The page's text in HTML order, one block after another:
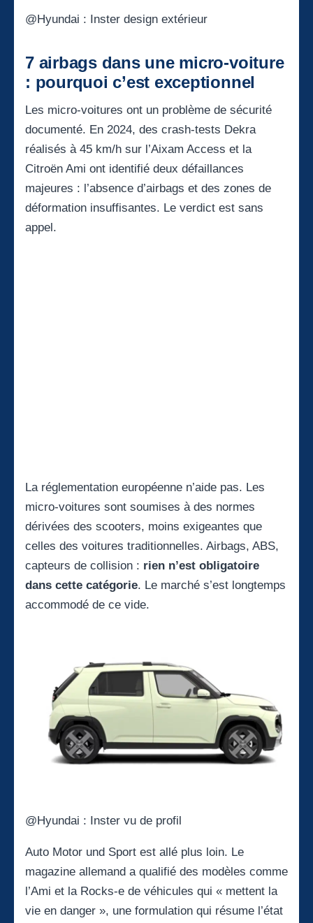
@Hyundai : Inster design extérieur
7 airbags dans une micro-voiture
: pourquoi c’est exceptionnel
Les micro-voitures ont un problème de sécurité
documenté. En 2024, des crash-tests Dekra
réalisés à 45 km/h sur l’Aixam Access et la
Citroën Ami ont identifié deux défaillances
majeures : l’absence d’airbags et des zones de
déformation insuffisantes. Le verdict est sans
appel.
La réglementation européenne n’aide pas. Les
micro-voitures sont soumises à des normes
dérivées des scooters, moins exigeantes que
celles des voitures traditionnelles. Airbags, ABS,
capteurs de collision : rien n’est obligatoire
dans cette catégorie. Le marché s’est longtemps
accommodé de ce vide.
@Hyundai : Inster vu de profil
Auto Motor und Sport est allé plus loin. Le
magazine allemand a qualifié des modèles comme
l’Ami et la Rocks-e de véhicules qui « mettent la
vie en danger », une formulation qui résume l’état